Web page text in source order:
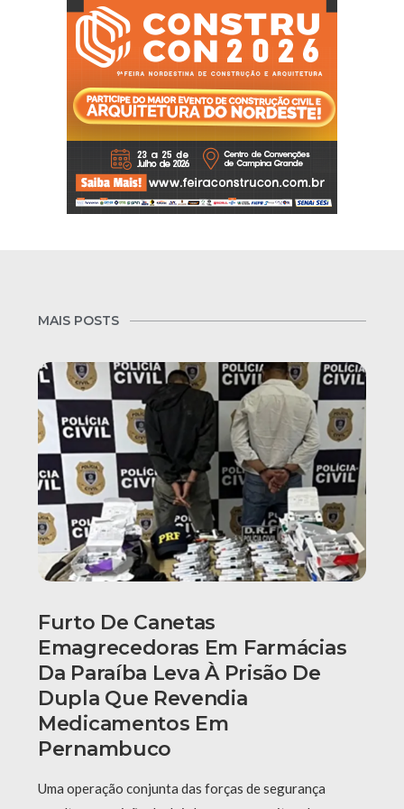
MAIS POSTS
Furto De Canetas
Emagrecedoras Em Farmácias
Da Paraíba Leva À Prisão De
Dupla Que Revendia
Medicamentos Em
Pernambuco
Uma operação conjunta das forças de segurança